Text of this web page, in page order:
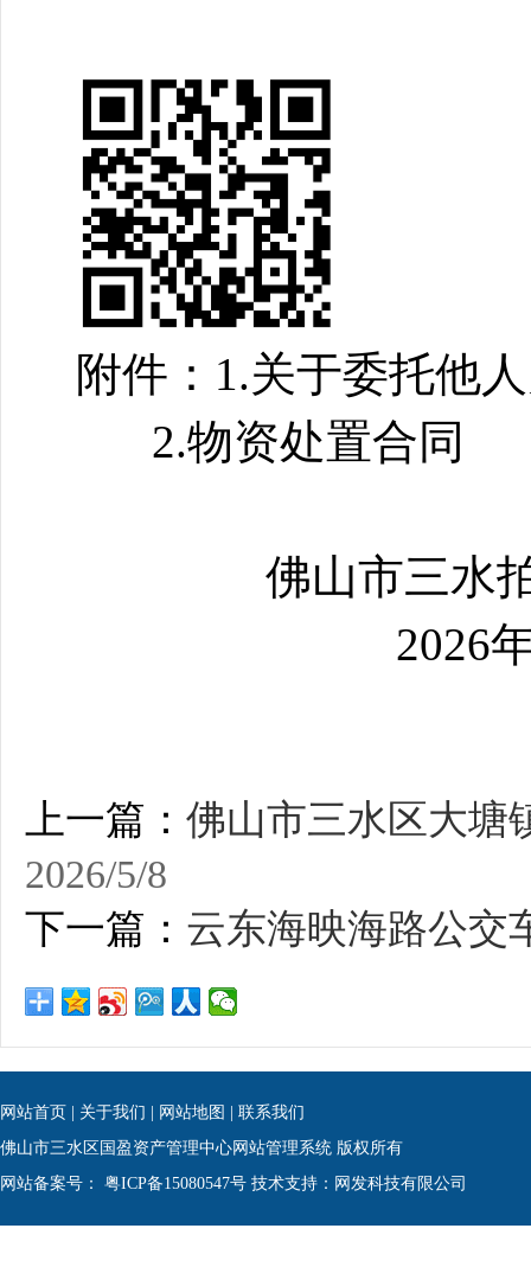
附件：1.关于委托他
2.物资处置合同
佛山市三水拍
2026年5
上一篇： 佛山市三水区大塘
2026/5/8
下一篇： 云东海映海路公交
网站首页 关于我们 网站地图
联系我们
佛山市三水区国盈资产管理中心网站管理系统 版权所有
网站备案号： 粤ICP备15080547号 技术支持：网发科技有限公司